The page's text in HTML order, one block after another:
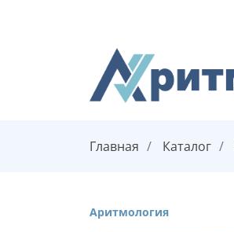
Главная Каталог
Аритмология